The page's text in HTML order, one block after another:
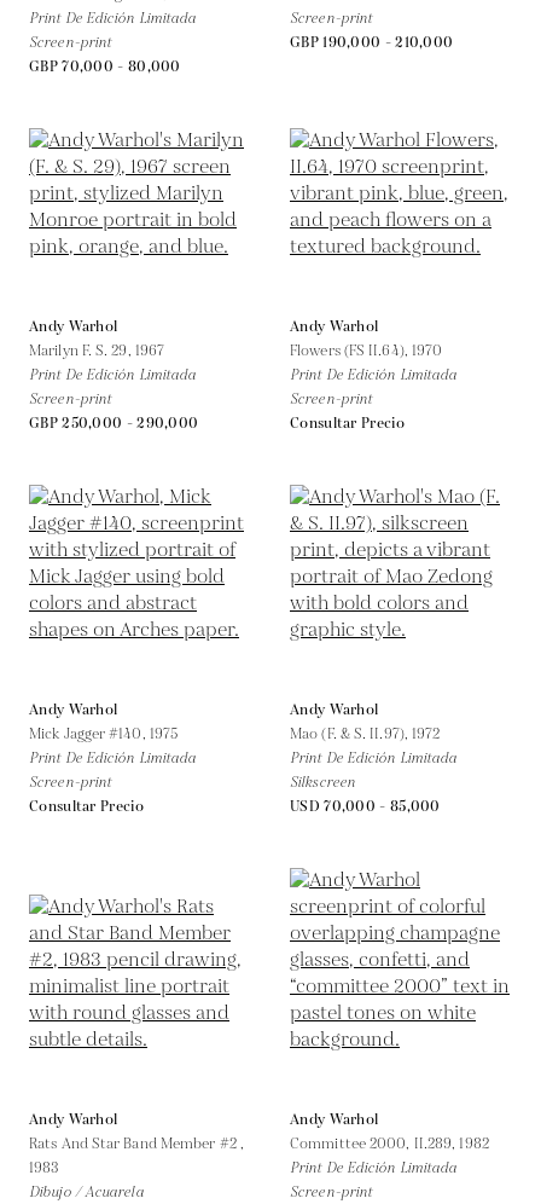
Print De Edición Limitada
Screen-print
GBP 70,000 - 80,000
Screen-print
GBP 190,000 - 210,000
Andy Warhol
Marilyn F. S. 29, 1967
Print De Edición Limitada
Screen-print
GBP 250,000 - 290,000
Andy Warhol
Flowers (FS II.64), 1970
Print De Edición Limitada
Screen-print
Consultar Precio
Andy Warhol
Mick Jagger #140, 1975
Print De Edición Limitada
Screen-print
Consultar Precio
Andy Warhol
Mao (F. & S. II.97),1972
Print De Edición Limitada
Silkscreen
USD 70,000 - 85,000
Andy Warhol
Rats And Star Band Member #2 ,
1983
Dibujo / Acuarela
Andy Warhol
Committee 2000, II.289,1982
Print De Edición Limitada
Screen-print